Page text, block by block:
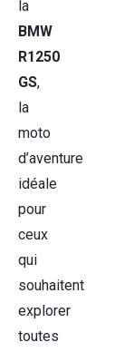
la
BMW
R1250
GS,
la
moto
d’aventure
idéale
pour
ceux
qui
souhaitent
explorer
toutes